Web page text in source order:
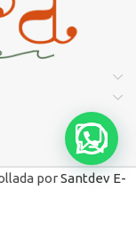
porSantdev E-